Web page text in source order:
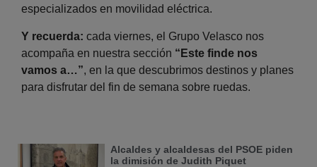
especializados en movilidad eléctrica.
Y recuerda: cada viernes, el Grupo Velasco nos
acompaña en nuestra sección “Este finde nos
vamos a…”, en la que descubrimos destinos y planes
para disfrutar del fin de semana sobre ruedas.
Alcaldes y alcaldesas del PSOE piden
la dimisión de Judith Piquet